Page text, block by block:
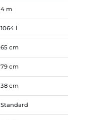
4 m
1064 l
65 cm
79 cm
38 cm
Standard